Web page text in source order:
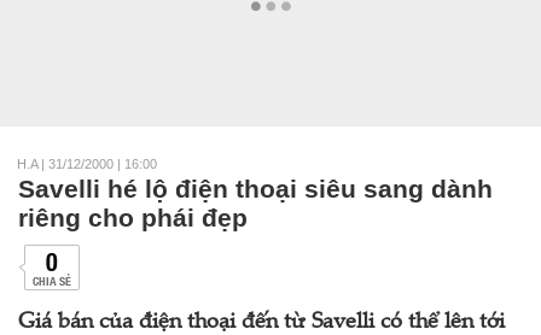
H.A | 31/12/2000 | 16:00
Savelli hé lộ điện thoại siêu sang dành
riêng cho phái đẹp
0
CHIA SẺ
Giá bán của điện thoại đến từ Savelli có thể lên tới